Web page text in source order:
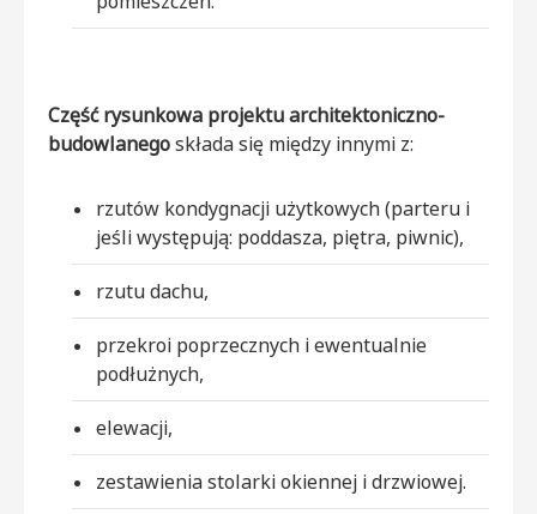
Część rysunkowa projektu architektoniczno-
budowlanegoskłada się między innymi z:
rzutów kondygnacji użytkowych (parteru i
jeśli występują: poddasza, piętra, piwnic),
rzutu dachu,
przekroi poprzecznych i ewentualnie
podłużnych,
elewacji,
zestawienia stolarki okiennej i drzwiowej.